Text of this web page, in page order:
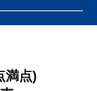
満点)